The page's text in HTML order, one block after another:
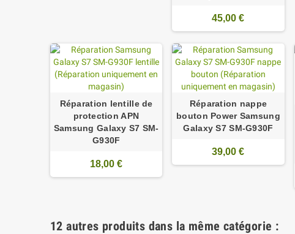
45,00 €
Réparation lentille de
protection APN
Samsung Galaxy S7 SM-
G930F
18,00 €
Réparation nappe
bouton Power Samsung
Galaxy S7 SM-G930F
39,00 €
12 autres produits dans la même catégorie :